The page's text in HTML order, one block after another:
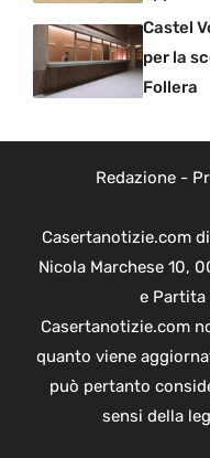
Castel
per la
Follera
Redazione-
Casertanotizie.com
Nicola Marchese 10,
e Partita
Casertanotizie.com
quanto viene
può pertanto
sensi della